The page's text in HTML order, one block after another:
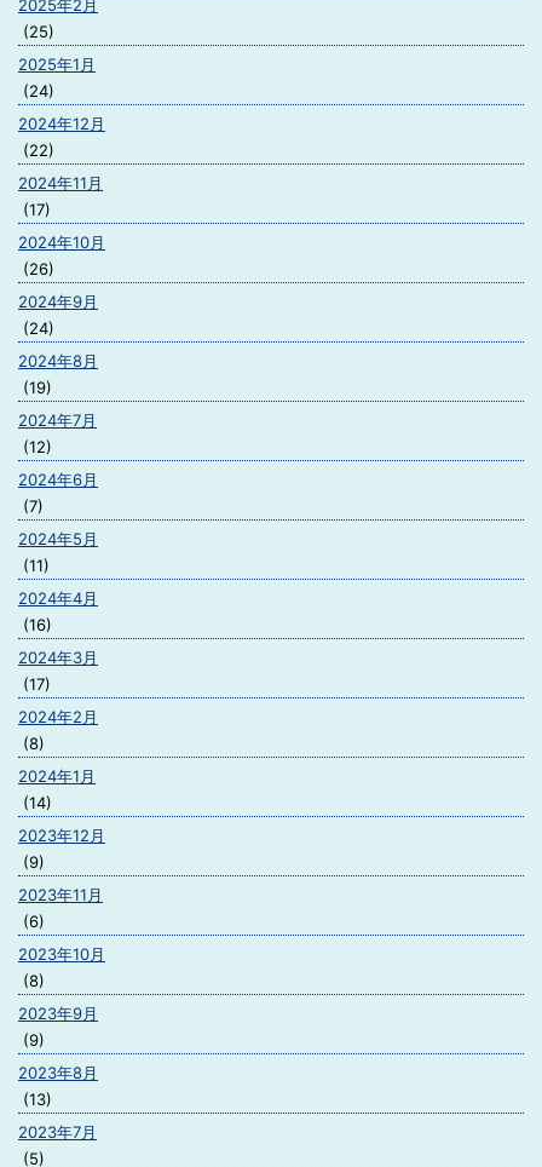
2025年2月
(25)
2025年1月
(24)
2024年12月
(22)
2024年11月
(17)
2024年10月
(26)
2024年9月
(24)
2024年8月
(19)
2024年7月
(12)
2024年6月
(7)
2024年5月
(11)
2024年4月
(16)
2024年3月
(17)
2024年2月
(8)
2024年1月
(14)
2023年12月
(9)
2023年11月
(6)
2023年10月
(8)
2023年9月
(9)
2023年8月
(13)
2023年7月
(5)